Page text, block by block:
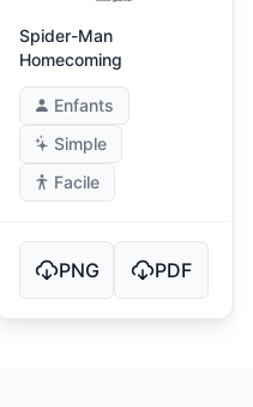
Spider-Man
Homecoming
Enfants
Simple
Facile
PNG PDF